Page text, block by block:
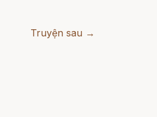
Truyện sau →